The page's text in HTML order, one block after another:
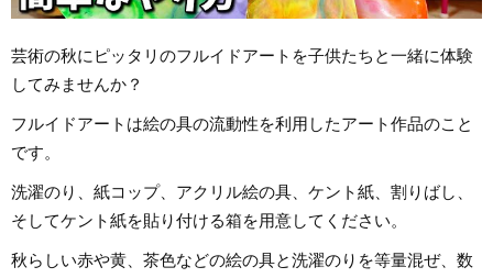
芸術の秋にピッタリのフルイドアートを子供たちと一緒に体験
してみませんか？
フルイドアートは絵の具の流動性を利用したアート作品のこと
です。
洗濯のり、紙コップ、アクリル絵の具、ケント紙、割りばし、
そしてケント紙を貼り付ける箱を用意してください。
秋らしい赤や黄、茶色などの絵の具と洗濯のりを等量混ぜ、数